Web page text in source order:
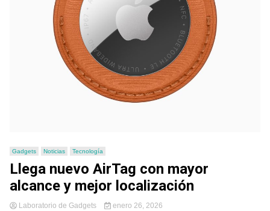
Gadgets Noticias Tecnología
Llega nuevo AirTag con mayor
alcance y mejor localización
Laboratorio de Gadgets enero 26, 2026